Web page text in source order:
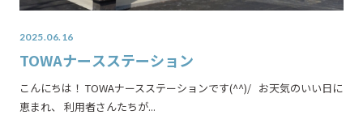
2025.06.16
TOWAナースステーション
こんにちは！ TOWAナースステーションです(^^)/ お天気のいい日に
恵まれ、 利用者さんたちが...